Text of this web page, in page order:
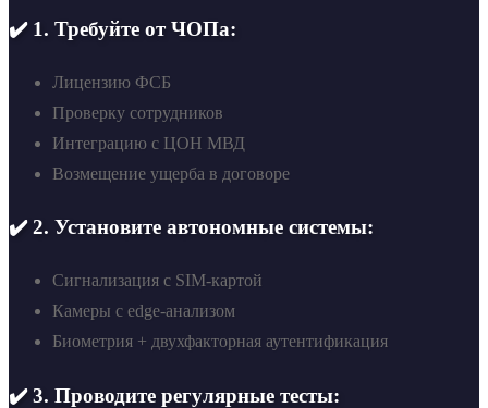
✔️ 1. Требуйте от ЧОПа:
Лицензию ФСБ
Проверку сотрудников
Интеграцию с ЦОН МВД
Возмещение ущерба в договоре
✔️ 2. Установите автономные системы:
Сигнализация с SIM-картой
Камеры с edge-анализом
Биометрия + двухфакторная аутентификация
✔️ 3. Проводите регулярные тесты: